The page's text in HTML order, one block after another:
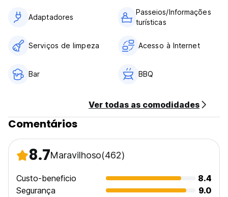
Adaptadores
Passeios/Informações
turísticas
Serviços de limpeza Acesso à Internet
Bar BBQ
Ver todas as comodidades
Comentários
8.7Maravilhoso(462)
Custo-beneficio
8.4
Segurança
9.0